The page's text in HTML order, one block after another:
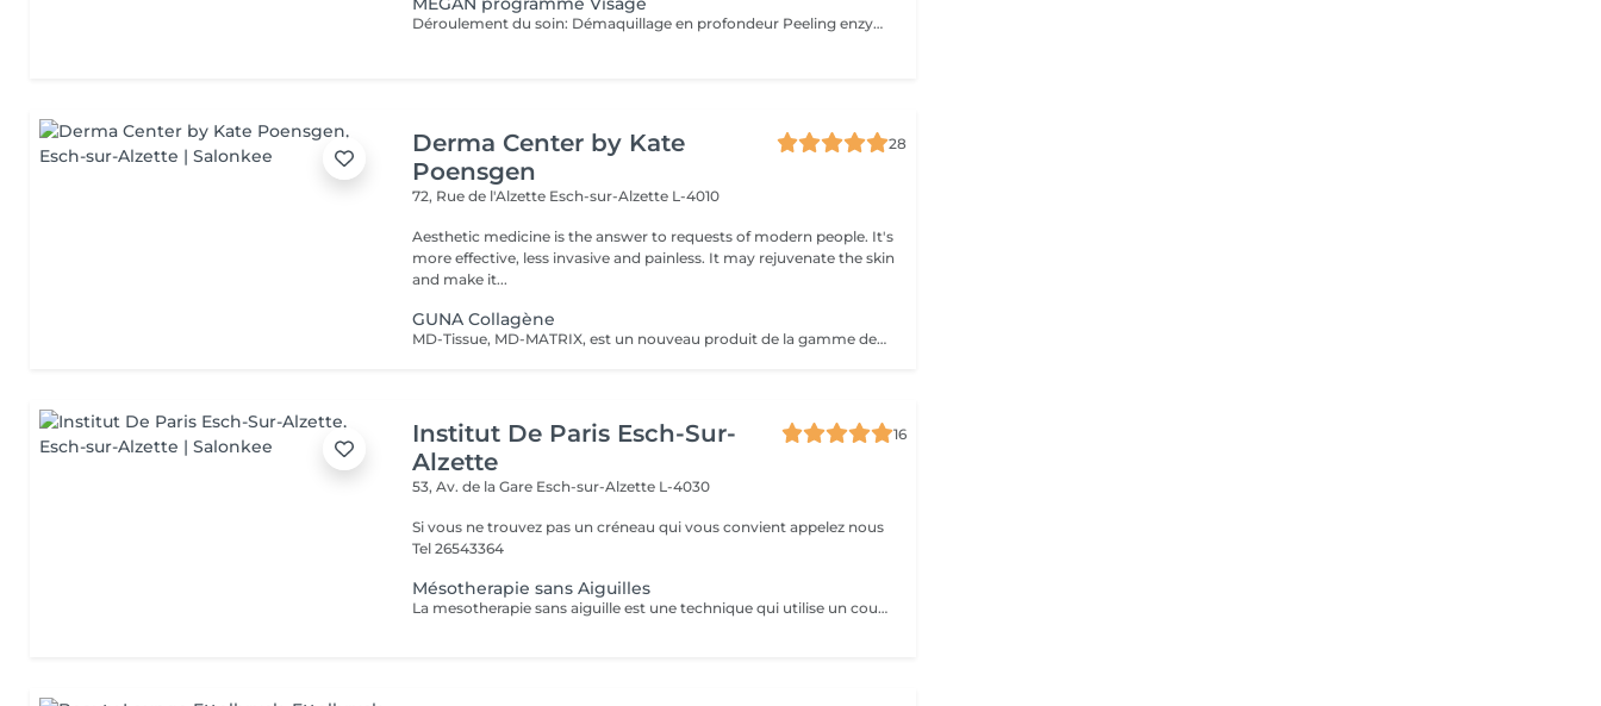
Déroulement du soin: Démaquillage en profondeur Peeling enzymatique ou acide peel HF HI-Tech Performance Boost Meso-Led Découvrez l'innovation technologique et cosmétique la plus avancée. Grâce à Megan, prenez soin de votre peau et améliorez la grâce à un système qui permet une régénération cellulaire extraordinaire à partir des couches les plus profondes du tissu cutané. Pour la première fois, Tri Synergy Tech associe tout le potentiel des éléments HI-Freq, Dermaboost et Deep RGB à un appareil multi-traitement unique qui crée une synergie parfaite aux effets spectaculaires. Des traitements personnalisés selon vos besoins sont à votre disposition. Pour un effet profondeur et longue durée, nous vous proposons une cure de ce soin de 6 séances sur 3 semaines! (5+1 séance gratuite)
Derma Center by Kate
Poensgen
28
72, Rue de l'Alzette Esch-sur-Alzette L-4010
Aesthetic medicine is the answer to requests of modern people. It's
more effective, less invasive and painless. It may rejuvenate the skin
and make it...
GUNA Collagène
MD-Tissue, MD-MATRIX, est un nouveau produit de la gamme des dispositifs médicaux recommandés aussi bien pour les femmes que pour les hommes. Le collagène contenu dans le produit hydrate intensément les peaux matures et réduit l'apparence des rides et autres signes du vieillissement cutané (y compris le photovieillissement). La préparation peut être injectée directement dans des zones spécifiques de la peau pour remodeler mécaniquement les tissus et lisser les rides. La préparation a été enrichie d'ingrédients actifs supplémentaires tels que l'acide ascorbique (vitamine C), le magnésium, le chlorhydrate de pyridoxine (vitamine B6), la riboflavine (vitamine B2), la thiamine (vitamine B1). MD-Tissue peut être utilisé seul, ainsi que comme support pour d'autres préparations utilisées en médecine esthétique, comme l'acide hyaluronique ou le botox. Application: - effet anti-âge, - réduction des effets du photovieillissement, - correction des rides, - raffermissant, - Stärkt das extrazelluläre Matrixgewebe,
Institut De Paris Esch-Sur-
Alzette
16
53, Av. de la Gare Esch-sur-Alzette L-4030
Si vous ne trouvez pas un créneau qui vous convient appelez nous
Tel 26543364
Mésotherapie sans Aiguilles
La mesotherapie sans aiguille est une technique qui utilise un courant galvanique afin d'ouvrir les pores de la peau et y faire pénétrer le sérum plus en profondeur sans laisser de marques ou d'irritations